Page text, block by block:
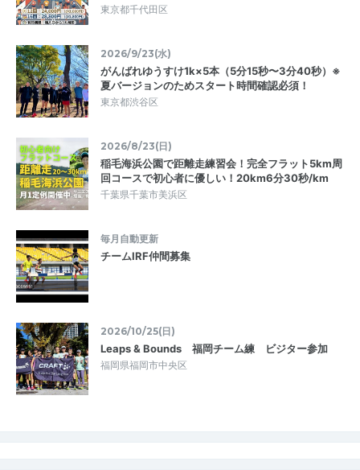
東京都千代田区
2026/9/23(水)
がんばれゆうすけ1k×5本（5分15秒〜3分40秒）※
夏バージョンのためスタート時間確認必須！
東京都渋谷区
2026/8/23(日)
稲毛海浜公園で距離走練習会！完全フラット5km周
回コースで初心者に優しい！20km6分30秒/km
千葉県千葉市美浜区
毎月自動更新
チームIRF仲間募集
2026/10/25(日)
Leaps & Bounds 福岡チーム練 ビジター参加
福岡県福岡市中央区